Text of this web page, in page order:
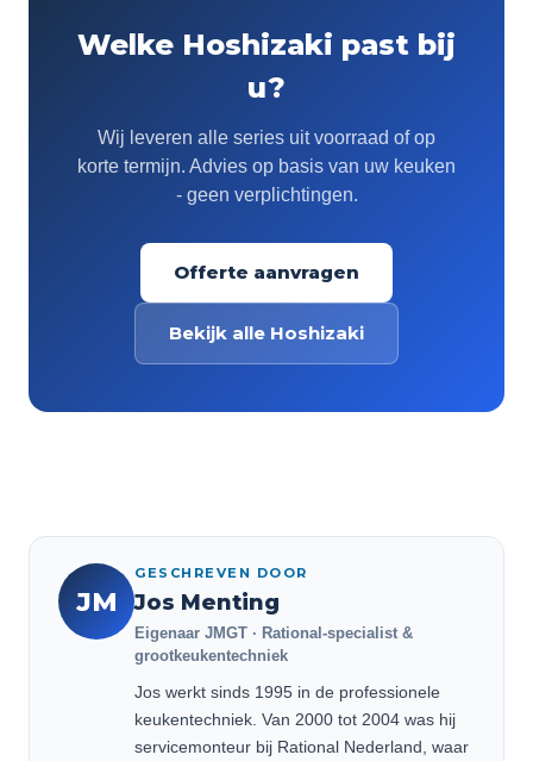
Welke Hoshizaki past bij
u?
Wij leveren alle series uit voorraad of op
korte termijn. Advies op basis van uw keuken
- geen verplichtingen.
Offerte aanvragen
Bekijk alle Hoshizaki
JM
GESCHREVEN DOOR
Jos Menting
Eigenaar JMGT · Rational-specialist &
grootkeukentechniek
Jos werkt sinds 1995 in de professionele
keukentechniek. Van 2000 tot 2004 was hij
servicemonteur bij Rational Nederland, waar